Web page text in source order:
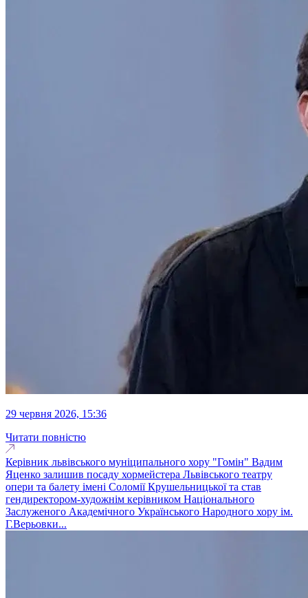
29 червня 2026, 15:36
Читати повністю
Керівник львівського муніципального хору "Гомін" Вадим
Яценко залишив посаду хормейстера Львівського театру
опери та балету імені Соломії Крушельницької та став
гендиректором-художнім керівником Національного
Заслуженого Академічного Українського Народного хору ім.
Г.Верьовки...